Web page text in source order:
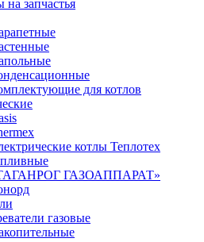
на запчастья
для котлов
котлы Теплотех
ГАЗОАППАРАТ»
газовые